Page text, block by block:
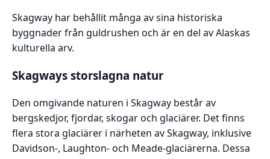
Skagway har behållit många av sina historiska
byggnader från guldrushen och är en del av Alaskas
kulturella arv.
Skagways storslagna natur
Den omgivande naturen i Skagway består av
bergskedjor, fjordar, skogar och glaciärer. Det finns
flera stora glaciärer i närheten av Skagway, inklusive
Davidson-, Laughton- och Meade-glaciärerna. Dessa